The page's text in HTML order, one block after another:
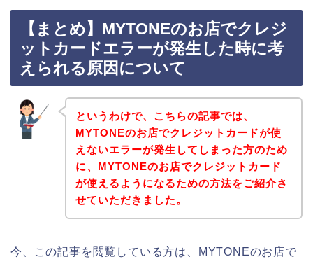
【まとめ】MYTONEのお店でクレジ
ットカードエラーが発生した時に考
えられる原因について
というわけで、こちらの記事では、
MYTONEのお店でクレジットカードが使
えないエラーが発生してしまった方のため
に、MYTONEのお店でクレジットカード
が使えるようになるための方法をご紹介さ
せていただきました。
今、この記事を閲覧している方は、MYTONEのお店で